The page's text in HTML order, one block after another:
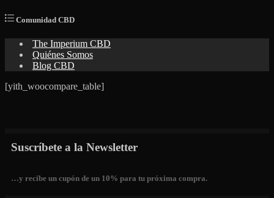
Comunidad CBD
The Imperium CBD
Quiénes Somos
Blog CBD
[yith_woocompare_table]
Suscríbete a la Newsletter
…y recibe un cupón de un 10% para tu próxima compra.